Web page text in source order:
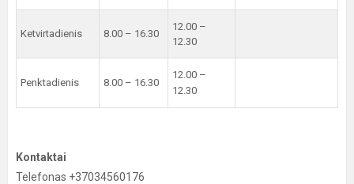
Ketvirtadienis 8.00 – 16.30
12.00 –
12.30
Penktadienis 8.00 – 16.30
12.00 –
12.30
Kontaktai
Telefonas +37034560176